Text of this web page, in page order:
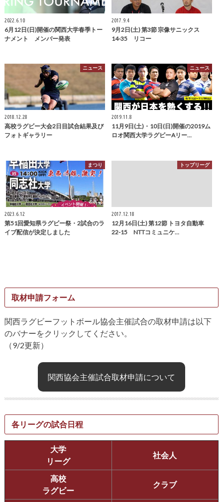
2022.6.10
6月12日(日)開催の関西大学春季トー
ナメント メンバー発表
2017.9.4
9月2日(土) 第3節 宗像サニックス
14-35 リコー
ニュース
2018.12.28
高校ラグビー大会2日目試合結果及び
フォトギャラリー
ニュース
2019.11.8
11月9日(土)・10日(日)開催の2019ム
ロオ関西大学ラグビーAリー…
まつり
2023.6.12
第51回愛知県ラグビー祭・2試合のラ
イブ配信が決定しました
トップリーグ
2017.12.18
12月16日(土) 第12節 トヨタ自動車
22-15 NTTコミュニケ…
取材申請フォーム
関西ラグビーフットボール協会主催試合の取材申請は以下
のバナーをクリックしてください。
（9/2更新）
関西協会主催試合取材申請について
各リーグの試合日程
大学
リーグ
社会人
高校
ラグビー
クラブ